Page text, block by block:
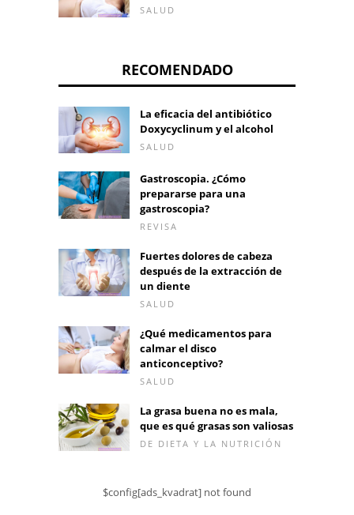
SALUD
RECOMENDADO
La eficacia del antibiótico
Doxycyclinum y el alcohol
SALUD
Gastroscopia. ¿Cómo
prepararse para una
gastroscopia?
REVISA
Fuertes dolores de cabeza
después de la extracción de
un diente
SALUD
¿Qué medicamentos para
calmar el disco
anticonceptivo?
SALUD
La grasa buena no es mala,
que es qué grasas son valiosas
DE DIETA Y LA NUTRICIÓN
$config[ads_kvadrat] not found